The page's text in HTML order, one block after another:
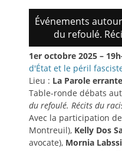
Événements
du refoulé.
1er octobre 2025 –
d'État et le péril
Lieu : La Parole errante
Table-ronde débats
du refoulé. Récits du
Avec la participation
Montreuil), Kelly Dos
avocate), Mornia Labssi